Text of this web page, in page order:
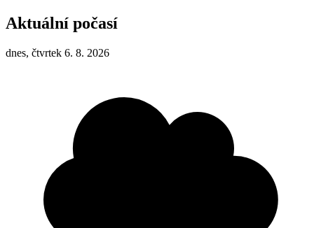
Aktuální počasí
dnes, čtvrtek 6. 8. 2026